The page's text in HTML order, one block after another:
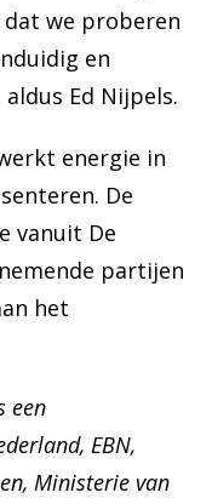
we proberen
en
Ed Nijpels.
energie in
De
vanuit De
partijen
het
een
EBN,
Ministerie van